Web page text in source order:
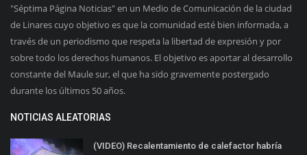
"Séptima Página Noticias" en un Medio de Comunicación de la ciudad
de Linares cuyo objetivo es que la comunidad esté bien informada, a
través de un periodismo que respeta la libertad de expresión y por
sobre todo los derechos humanos. El objetivo es aportar al desarrollo
constante del Maule sur, el que ha sido gravemente postergado
durante los últimos 50 años.
NOTICIAS ALEATORIAS
(VIDEO) Recalentamiento de calefactor habría